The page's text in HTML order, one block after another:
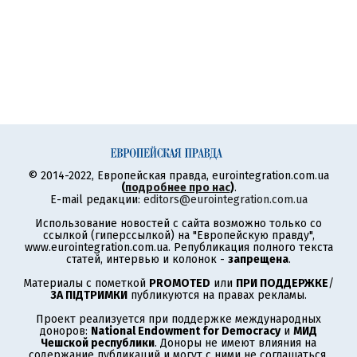
© 2014-2022, Европейская правда, eurointegration.com.ua
(подробнее про нас).
E-mail редакции: editors@eurointegration.com.ua
Использование новостей с сайта возможно только со
ссылкой (гиперссылкой) на "Европейскую правду",
www.eurointegration.com.ua. Републикация полного текста
статей, интервью и колонок - запрещена.
Материалы с пометкой PROMOTED или ПРИ ПОДДЕРЖКЕ/
ЗА ПІДТРИМКИ публикуются на правах рекламы.
Проект реализуется при поддержке международных
доноров: National Endowment for Democracyи МИД
Чешской республики. Доноры не имеют влияния на